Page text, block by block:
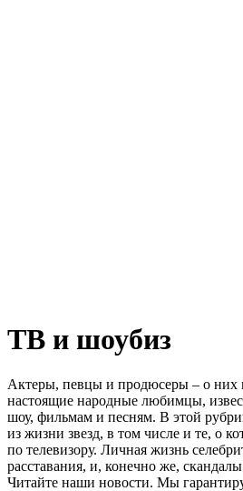
ТВ и шоубиз
Актеры, певцы и продюсеры – о них
настоящие народные любимцы,
шоу, фильмам и песням. В этой
из жизни звезд, в том числе и те, о
по телевизору. Личная жизнь
расставания, и, конечно же,
Читайте наши новости. Мы